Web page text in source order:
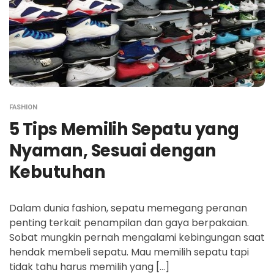
FASHION
5 Tips Memilih Sepatu yang
Nyaman, Sesuai dengan
Kebutuhan
Dalam dunia fashion, sepatu memegang peranan
penting terkait penampilan dan gaya berpakaian.
Sobat mungkin pernah mengalami kebingungan saat
hendak membeli sepatu. Mau memilih sepatu tapi
tidak tahu harus memilih yang […]